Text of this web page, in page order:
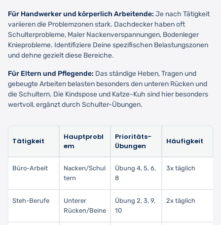
Für Handwerker und körperlich Arbeitende: Je nach Tätigkeit
variieren die Problemzonen stark. Dachdecker haben oft
Schulterprobleme, Maler Nackenverspannungen, Bodenleger
Knieprobleme. Identifiziere Deine spezifischen Belastungszonen
und dehne gezielt diese Bereiche.
Für Eltern und Pflegende: Das ständige Heben, Tragen und
gebeugte Arbeiten belasten besonders den unteren Rücken und
die Schultern. Die Kindspose und Katze-Kuh sind hier besonders
wertvoll, ergänzt durch Schulter-Übungen.
Tätigkeit
Hauptprobl
em
Prioritäts-
Übungen
Häufigkeit
Büro-Arbeit
Nacken/Schul
tern
Übung 4, 5, 6,
8
3x täglich
Steh-Berufe
Unterer
Rücken/Beine
Übung 2, 3, 9,
10
2x täglich